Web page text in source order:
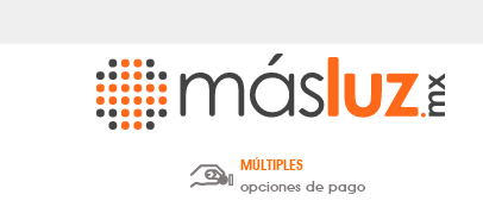
MÚLTIPLES
opciones de pago